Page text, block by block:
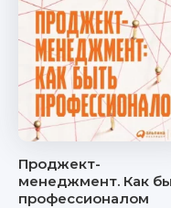
Проджект-
менеджмент. Как
профессионалом